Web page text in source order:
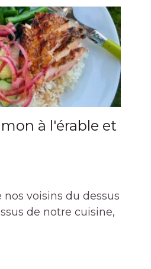
à l'érable et
voisins du dessus
de notre cuisine,